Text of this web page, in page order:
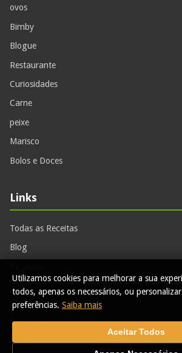
ovos
Bimby
Blogue
Restaurante
Curiosidades
Carne
peixe
Marisco
Bolos e Doces
Links
Todas as Receitas
Blog
Contactos
RSS Feed
Utilizamos cookies para melhorar a sua
todos, apenas os necessários, ou
preferências. Saiba mais
Aceitar Todos